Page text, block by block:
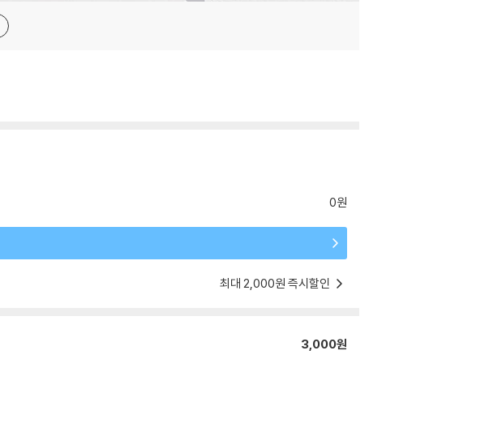
0원
최대 2,000원 즉시할인
3,000원